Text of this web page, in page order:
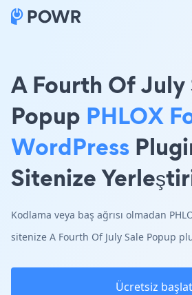
A Fourth Of July
Popup PHLOX
WordPress
Sitenize
Kodlama veya baş ağrısı olmadan
sitenize A Fourth Of July Sale Popup
Ücretsiz başlat